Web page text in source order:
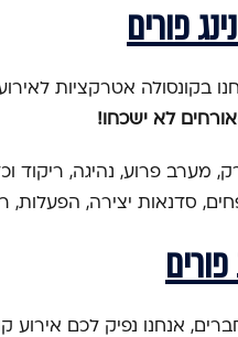
פורים
בקונסולה אטרקציות
לא ישכחו!
מערב פרוע, נהיגה,
סדנאות יצירה,
אנחנו נפיק לכם אירוע